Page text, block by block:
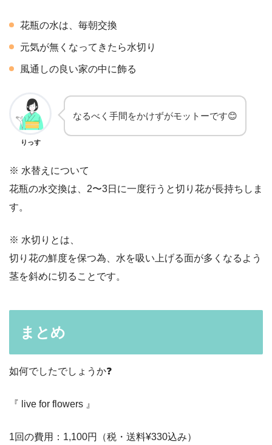
花瓶の水は、毎朝交換
元気が無くなってきたら水切り
風通しの良い家の中に飾る
りっす
なるべく手間をかけずがモットーです😊
※ 水替えについて
花瓶の水交換は、2〜3日に一度行うと切り花が長持ちしま
す。
※ 水切りとは、
切り花の鮮度を保つ為、水を吸い上げる面が多くなるよう
茎を斜めに切ることです。
まとめ
如何でしたでしょうか❓
『 live for flowers 』
1回の費用：1,100円（税・送料¥330込み）